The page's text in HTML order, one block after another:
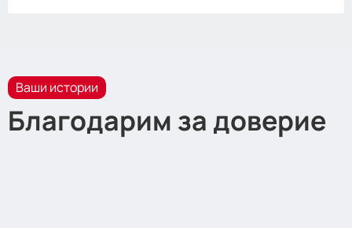
Ваши истории
Благодарим за доверие